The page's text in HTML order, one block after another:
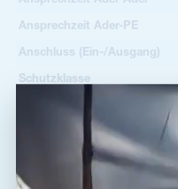
Ansprechzeit Ader-PE
Anschluss (Ein-/Ausgang)
Schutzklasse
ETIM-Klasse